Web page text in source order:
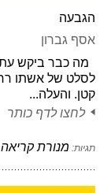
הגבעה
אסף גברון
מה כבר ביקש
לסלט של אשתו
קטן. והעלה...
לחצו לדף כותר
תגיות: מנורת קריאה